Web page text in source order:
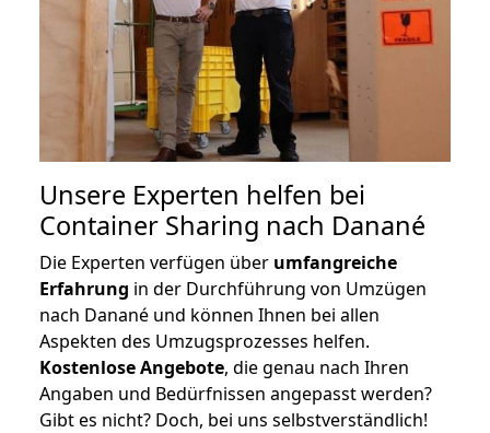
Unsere Experten helfen bei
Container Sharing nach Danané
Die Experten verfügen über umfangreiche
Erfahrung in der Durchführung von Umzügen
nach Danané und können Ihnen bei allen
Aspekten des Umzugsprozesses helfen.
Kostenlose Angebote, die genau nach Ihren
Angaben und Bedürfnissen angepasst werden?
Gibt es nicht? Doch, bei uns selbstverständlich!